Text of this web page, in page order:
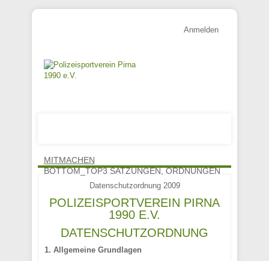
Anmelden
MITMACHEN
BOTTOM_TOP3 SATZUNGEN, ORDNUNGEN
Datenschutzordnung 2009
POLIZEISPORTVEREIN PIRNA
1990 E.V.
DATENSCHUTZORDNUNG
1. Allgemeine Grundlagen